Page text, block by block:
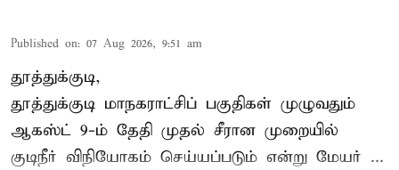
Published on: 07 Aug 2026, 9:51 am
தூத்துக்குடி,
தூத்துக்குடி மாநகராட்சிப் பகுதிகள் முழுவதும்
ஆகஸ்ட் 9-ம் தேதி முதல் சீரான முறையில்
குடிநீர் விநியோகம் செய்யப்படும் என்று மேயர் ...